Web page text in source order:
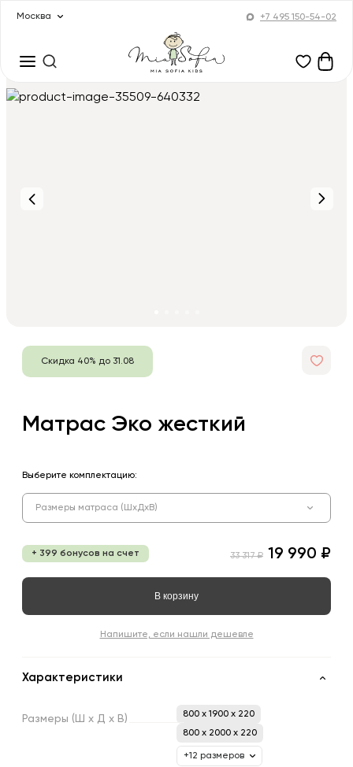
Москва +7 495 150-54-02
Скидка 40% до 31.08
Матрас Эко жесткий
Выберите комплектацию:
Размеры матраса (ШхДхВ)
+ 399 бонусов на счет 33 317 ₽ 19 990 ₽
В корзину
Напишите, если нашли дешевле
Характеристики
Размеры (Ш х Д х В)
800 x 1900 x 220
800 x 2000 x 220
+12 размеров